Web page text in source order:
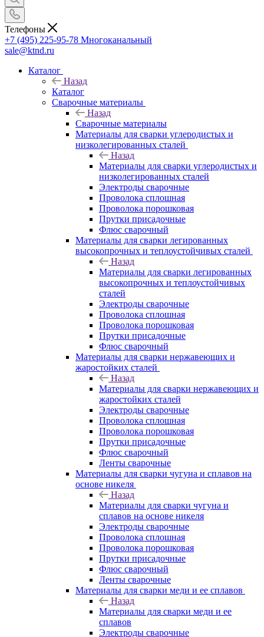
Телефоны
+7 (495) 225-95-78 Многоканальный
sale@ktnd.ru
Каталог
Назад
Каталог
Сварочные материалы
Назад
Сварочные материалы
Материалы для сварки углеродистых и
низколегированных сталей
Назад
Материалы для сварки углеродистых и
низколегированных сталей
Электроды сварочные
Проволока сплошная
Проволока порошковая
Прутки присадочные
Флюс сварочный
Материалы для сварки легированных
высокопрочных и теплоустойчивых сталей
Назад
Материалы для сварки легированных
высокопрочных и теплоустойчивых
сталей
Электроды сварочные
Проволока сплошная
Проволока порошковая
Прутки присадочные
Флюс сварочный
Материалы для сварки нержавеющих и
жаростойких сталей
Назад
Материалы для сварки нержавеющих и
жаростойких сталей
Электроды сварочные
Проволока сплошная
Проволока порошковая
Прутки присадочные
Флюс сварочный
Ленты сварочные
Материалы для сварки чугуна и сплавов на
основе никеля
Назад
Материалы для сварки чугуна и
сплавов на основе никеля
Электроды сварочные
Проволока сплошная
Проволока порошковая
Прутки присадочные
Флюс сварочный
Ленты сварочные
Материалы для сварки меди и ее сплавов
Назад
Материалы для сварки меди и ее
сплавов
Электроды сварочные